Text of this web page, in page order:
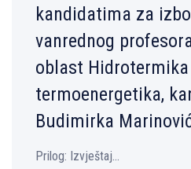
kandidatima za
vanrednog
oblast
termoenergetika,
Budimirka
Prilog: Izvještaj...